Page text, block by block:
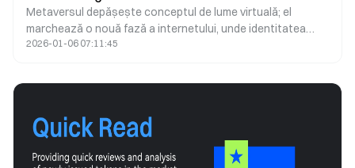
Metaversul depășește conceptul de lume virtuală; el
marchează o nouă fază a internetului, unde identitatea
digitală, dreptul de proprietate și modul de interacțiune
2026-01-06 07:11:45